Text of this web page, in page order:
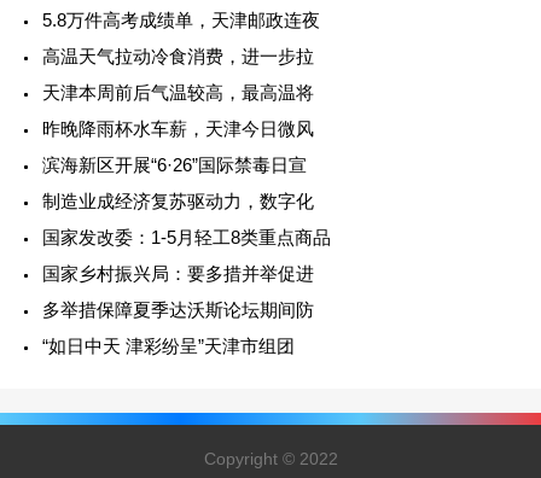
5.8万件高考成绩单，天津邮政连夜
高温天气拉动冷食消费，进一步拉
天津本周前后气温较高，最高温将
昨晚降雨杯水车薪，天津今日微风
滨海新区开展“6·26”国际禁毒日宣
制造业成经济复苏驱动力，数字化
国家发改委：1-5月轻工8类重点商品
国家乡村振兴局：要多措并举促进
多举措保障夏季达沃斯论坛期间防
“如日中天 津彩纷呈”天津市组团
Copyright © 2022